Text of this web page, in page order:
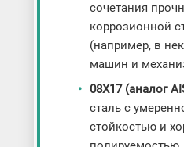
сочетания
коррозионной
(например, в
машин и
08Х17 (аналог
сталь с
стойкостью и